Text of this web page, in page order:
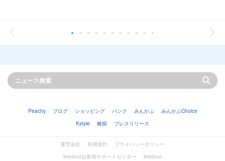
Peachy ブログ ショッピング バンク みんかぶ
みんかぶChoice
Kstyle
株探 プレスリリース
運営会社 利用規約
プライバシーポリシー
livedoorお客様サポートセンター
livedoor